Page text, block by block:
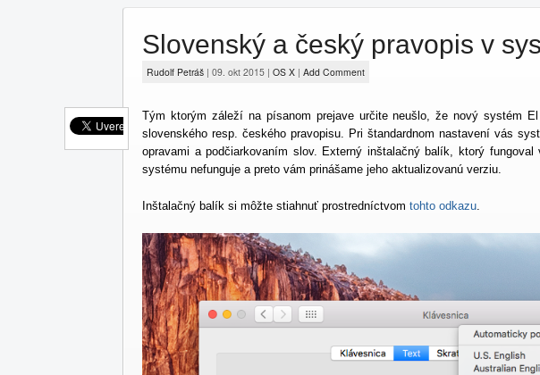
Slovenský a český pravopis v
Rudolf Petráš | 09. okt 2015 | OS X | Add Comment
Tým ktorým záleží na písanom prejave určite neušlo, že nový systém
slovenského resp. českého pravopisu. Pri štandardnom nastavení vás
opravami a podčiarkovaním slov. Externý inštalačný balík, ktorý fungoval
systému nefunguje a preto vám prinášame jeho aktualizovanú verziu.
Inštalačný balík si môžte stiahnuť prostredníctvom tohto odkazu